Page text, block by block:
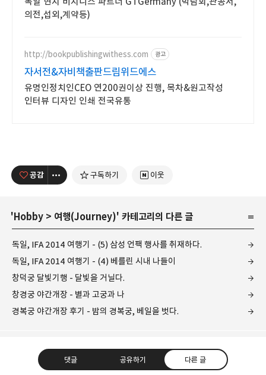
의전,섭외,계약등)
http://bookpublishingwithess.com 광고
자서전&자비책출판드림위드에스
유명인정치인CEO 연200권이상 진행, 목차&원고작성
인터뷰 디자인 인쇄 전국유통
공감 구독하기 이웃
' Hobby > 여행(Journey)' 카테고리의 다른 글
독일, IFA 2014 여행기 - (5) 삼성 언팩 행사를 취재하다.
독일, IFA 2014 여행기 - (4) 베를린 시내 나들이
창덕궁 달빛기행 - 달빛을 거닐다.
창경궁 야간개장 - 별과 고궁과 나
경복궁 야간개장 후기 - 밤의 경복궁, 베일을 벗다.
댓글 공유하기 다른 글